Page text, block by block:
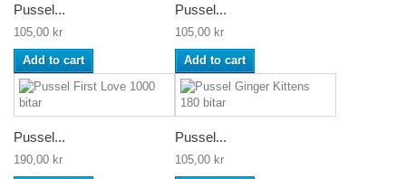
Pussel...
105,00 kr
Add to cart
Pussel...
105,00 kr
Add to cart
Pussel...
190,00 kr
Pussel...
105,00 kr